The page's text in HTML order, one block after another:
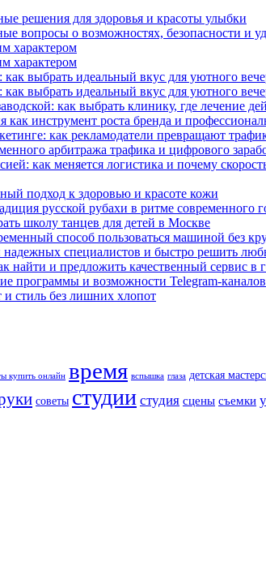
решения для здоровья и красоты улыбки
вопросы о возможностях, безопасности и
характером
характером
выбрать идеальный вкус для уютного
выбрать идеальный вкус для уютного
как выбрать клинику, где лечение
инструмент роста бренда и
как рекламодатели превращают
арбитража трафика и цифрового
как меняется логистика и почему
подход к здоровью и красоте кожи
русской рубахи в ритме современного
школу танцев для детей в Москве
способ пользоваться машиной без
специалистов и быстро решить
найти и предложить качественный сервис в
программы и возможности Telegram-
стиль без лишних хлопот
купить онлайн время вспышка глаза детская
советы студии студия сцены съемки